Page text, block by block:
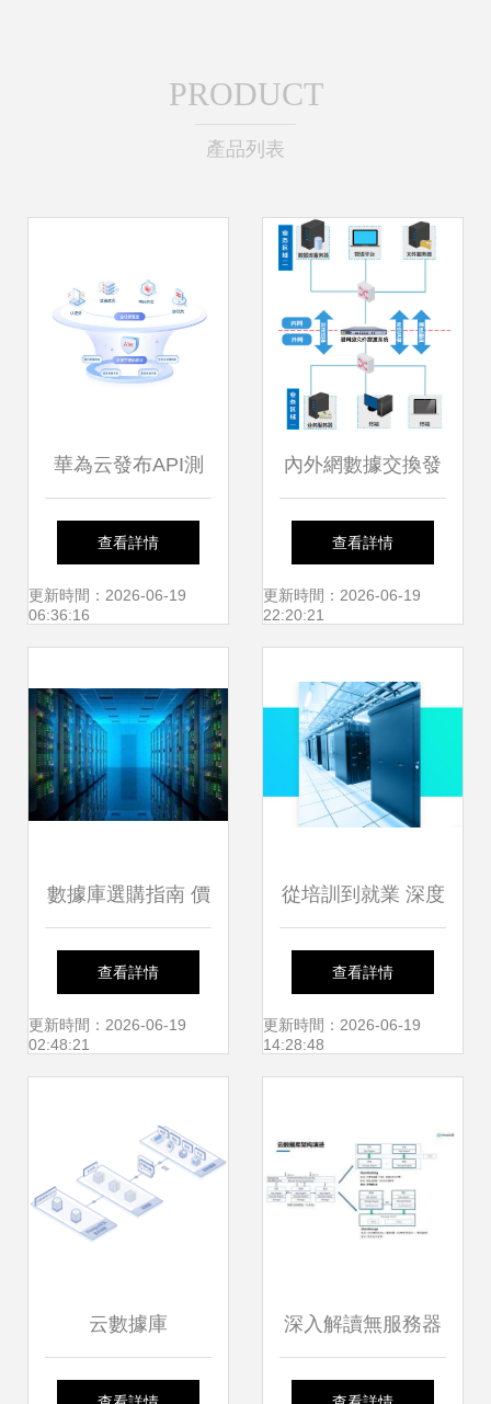
PRODUCT
產品列表
華為云發布API測
試服務 基于零代碼
關鍵字驅動，集成
查看詳情
更新時間：2026-06-19
06:36:16
內外網數據交換發
展進程 安全與便捷
并行的數據庫服務
查看詳情
更新時間：2026-06-19
22:20:21
數據庫選購指南 價
格解析與主流服務
商對比——以騰佑
查看詳情
更新時間：2026-06-19
02:48:21
從培訓到就業 深度
解析達內網絡運維
工程師課程與數據
查看詳情
更新時間：2026-06-19
14:28:48
云數據庫
PostgreSQL 解鎖
深入解讀無服務器
架構下的數據庫 演